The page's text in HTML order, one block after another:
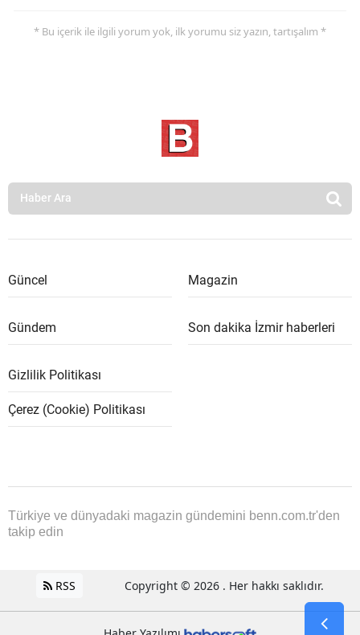
* Bu içerik ile ilgili yorum yok, ilk yorumu siz yazın, tartışalım *
Güncel Magazin
Gündem Son dakika İzmir haberleri
Gizlilik Politikası
Çerez (Cookie) Politikası
Türkiye ve dünyadaki magazin gündemini benn.com.tr'den
takip edin
RSS Copyright © 2026 . Her hakkı saklıdır.